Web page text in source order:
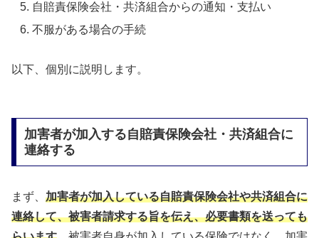
自賠責保険会社・共済組合からの通知・支払い
不服がある場合の手続
以下、個別に説明します。
加害者が加入する自賠責保険会社・共済組合に
連絡する
まず、 加害者が加入している自賠責保険会社や共済組合に
連絡して、被害者請求する旨を伝え、必要書類を送っても